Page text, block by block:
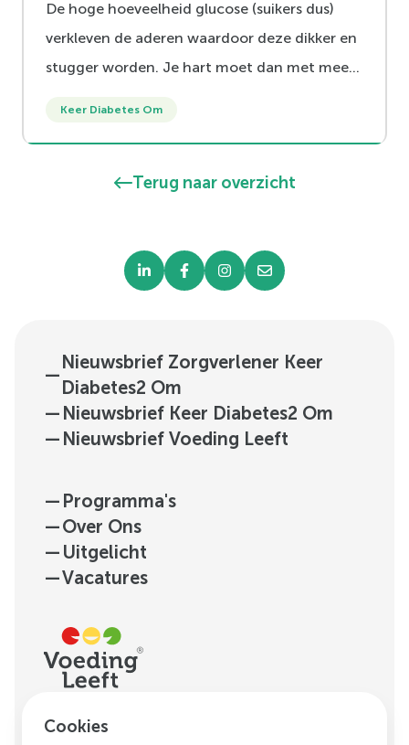
De hoge hoeveelheid glucose (suikers dus)
verkleven de aderen waardoor deze dikker en
stugger worden. Je hart moet dan met meer
stijging van de bloeddruk.
Keer Diabetes Om
Terug naar overzicht
—
Nieuwsbrief Zorgverlener Keer
Diabetes2 Om
— Nieuwsbrief Keer Diabetes2 Om
— Nieuwsbrief Voeding Leeft
— Programma's
—Over Ons
— Uitgelicht
—Vacatures
H.J.E. Wenckebachweg
Cookies